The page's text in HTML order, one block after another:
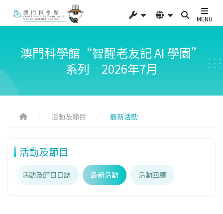
MENU
澳門科學館“智醒老友記 AI 學園”
系列─2026年7月
活動及節目 最新活動
活動及節目
活動及節目日誌 最新活動 活動回顧